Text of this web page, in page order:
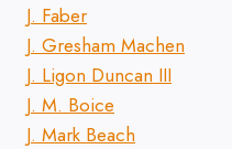
J. Faber
J. Gresham Machen
J. Ligon Duncan III
J. M. Boice
J. Mark Beach